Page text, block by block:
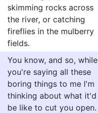
skimming rocks across
the river, or catching
fireflies in the mulberry
fields.
You know, and so, while
you're saying all these
boring things to me I'm
thinking about what it'd
be like to cut you open.